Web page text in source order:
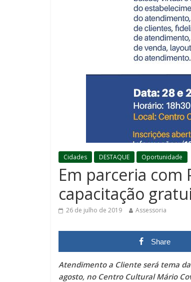
Cidades DESTAQUE Oportunidade
Em parceria
capacitação
26 de julho de 2019 Assessoria
Share
Atendimento a Cliente será tema
agosto, no Centro Cultural Mário